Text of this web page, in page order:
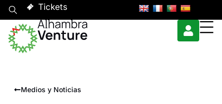
Tickets
Medios y Noticias